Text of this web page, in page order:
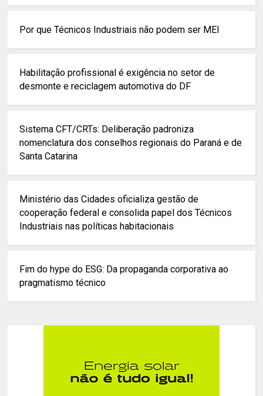
Por que Técnicos Industriais não podem ser MEI
Habilitação profissional é exigência no setor de
desmonte e reciclagem automotiva do DF
Sistema CFT/CRTs: Deliberação padroniza
nomenclatura dos conselhos regionais do Paraná e de
Santa Catarina
Ministério das Cidades oficializa gestão de
cooperação federal e consolida papel dos Técnicos
Industriais nas políticas habitacionais
Fim do hype do ESG: Da propaganda corporativa ao
pragmatismo técnico